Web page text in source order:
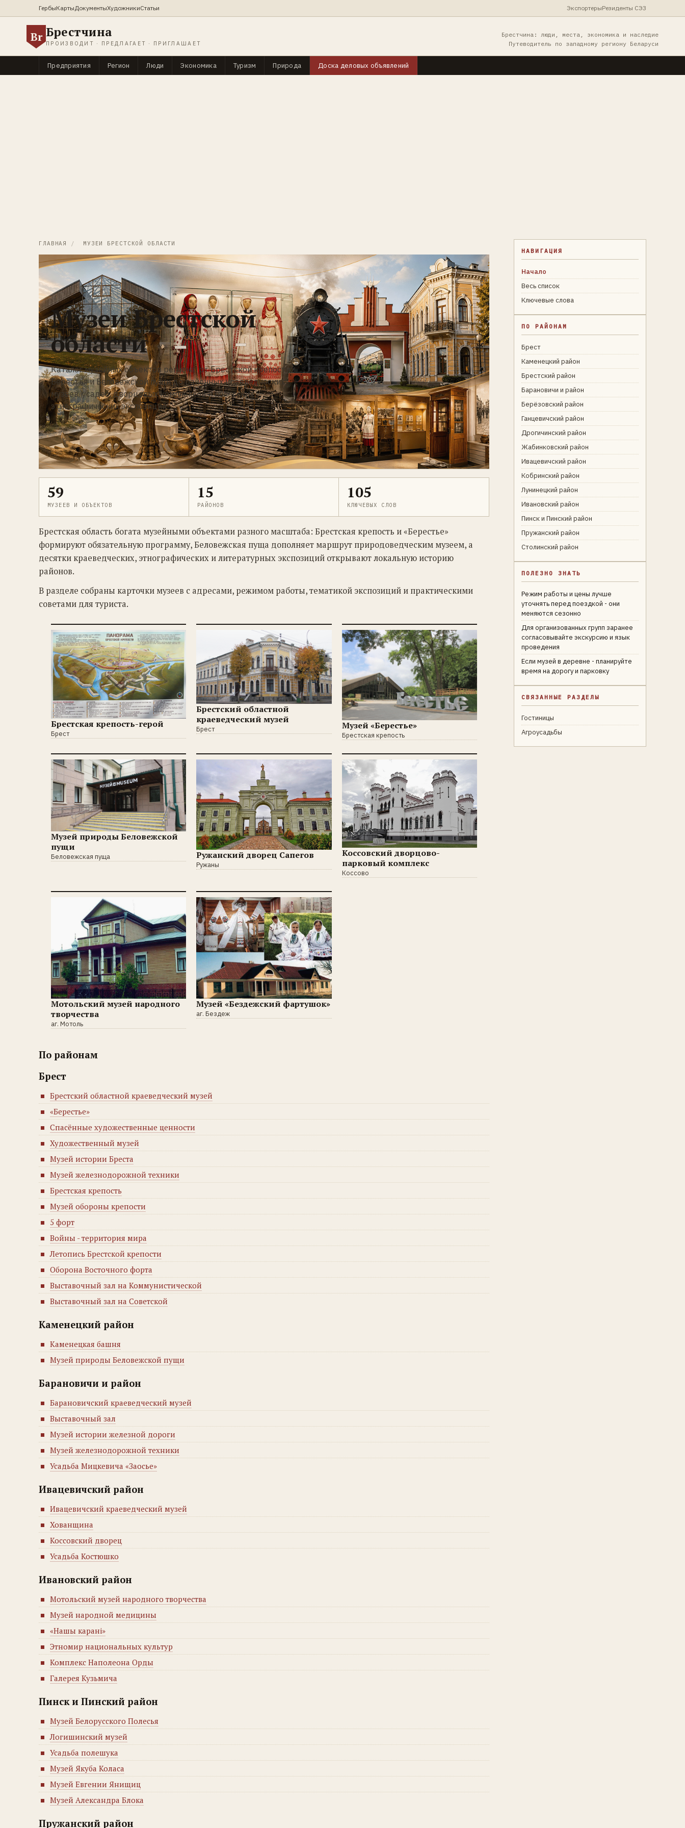
ГербыКартыДокументыХудожникиСтатьи ЭкспортерыРезиденты СЭЗ
Br Брестчина
ПРОИЗВОДИТ · ПРЕДЛАГАЕТ · ПРИГЛАШАЕТ
Брестчина: люди, места, экономика и наследие
Путеводитель по западному региону Беларуси
Предприятия Регион Люди Экономика Туризм Природа Доска деловых объявлений
ГЛАВНАЯ / МУЗЕИ БРЕСТСКОЙ ОБЛАСТИ
Музеи Брестской
области
Каталог музейных объектов региона: от Брестской крепости,
Берестья и Беловежской пущи до районных краеведческих
музеев, усадеб, дворцовых комплексов и полесских
этнографических экспозиций
59
МУЗЕЕВ И ОБЪЕКТОВ
15
РАЙОНОВ
105
КЛЮЧЕВЫХ СЛОВ
Брестская область богата музейными объектами разного масштаба: Брестская крепость и «Берестье»
формируют обязательную программу, Беловежская пуща дополняет маршрут природоведческим музеем, а
десятки краеведческих, этнографических и литературных экспозиций открывают локальную историю
районов.
В разделе собраны карточки музеев с адресами, режимом работы, тематикой экспозиций и практическими
советами для туриста.
Брестская крепость-герой
Брест
Брестский областной
краеведческий музей
Брест Музей «Берестье»
Брестская крепость
Музей природы Беловежской
пущи
Беловежская пуща Ружанский дворец Сапегов
Ружаны
Коссовский дворцово-
парковый комплекс
Коссово
Мотольский музей народного
творчества
аг. Мотоль
Музей «Бездежский фартушок»
аг. Бездеж
По районам
Брест
Брестский областной краеведческий музей
«Берестье»
Спасённые художественные ценности
Художественный музей
Музей истории Бреста
Музей железнодорожной техники
Брестская крепость
Музей обороны крепости
5 форт
Войны - территория мира
Летопись Брестской крепости
Оборона Восточного форта
Выставочный зал на Коммунистической
Выставочный зал на Советской
Каменецкий район
Каменецкая башня
Музей природы Беловежской пущи
Барановичи и район
Барановичский краеведческий музей
Выставочный зал
Музей истории железной дороги
Музей железнодорожной техники
Усадьба Мицкевича «Заосье»
Ивацевичский район
Ивацевичский краеведческий музей
Хованщина
Коссовский дворец
Усадьба Костюшко
Ивановский район
Мотольский музей народного творчества
Музей народной медицины
«Нашы карані»
Этномир национальных культур
Комплекс Наполеона Орды
Галерея Кузьмича
Пинск и Пинский район
Музей Белорусского Полесья
Логишинский музей
Усадьба полешука
Музей Якуба Коласа
Музей Евгении Янищиц
Музей Александра Блока
Пружанский район
НАВИГАЦИЯ
Начало
Весь список
Ключевые слова
ПО РАЙОНАМ
Брест
Каменецкий район
Брестский район
Барановичи и район
Берёзовский район
Ганцевичский район
Дрогичинский район
Жабинковский район
Ивацевичский район
Кобринский район
Лунинецкий район
Ивановский район
Пинск и Пинский район
Пружанский район
Столинский район
ПОЛЕЗНО ЗНАТЬ
Режим работы и цены лучше
уточнять перед поездкой - они
меняются сезонно
Для организованных групп заранее
согласовывайте экскурсию и язык
проведения
Если музей в деревне - планируйте
время на дорогу и парковку
СВЯЗАННЫЕ РАЗДЕЛЫ
Гостиницы
Агроусадьбы